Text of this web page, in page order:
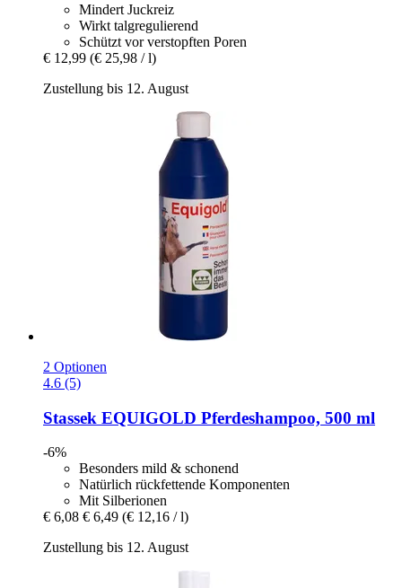
Mindert Juckreiz
Wirkt talgregulierend
Schützt vor verstopften Poren
€ 12,99 (€ 25,98 / l)
Zustellung bis 12. August
2 Optionen
4.6 (5)
Stassek EQUIGOLD Pferdeshampoo, 500 ml
-6%
Besonders mild & schonend
Natürlich rückfettende Komponenten
Mit Silberionen
€ 6,08 € 6,49 (€ 12,16 / l)
Zustellung bis 12. August